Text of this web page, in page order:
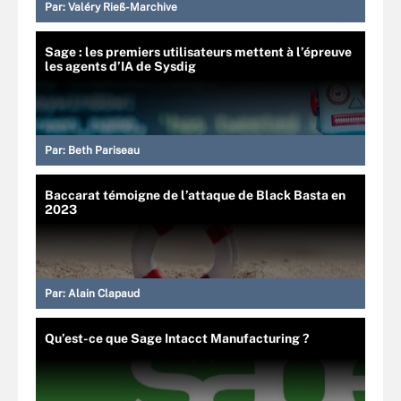
Par: Valéry Rieß-Marchive
Sage : les premiers utilisateurs mettent à l’épreuve
les agents d’IA de Sysdig
Par: Beth Pariseau
Baccarat témoigne de l’attaque de Black Basta en
2023
Par: Alain Clapaud
Qu’est-ce que Sage Intacct Manufacturing ?